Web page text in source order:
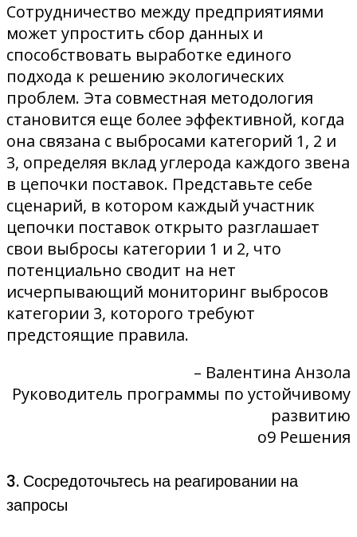
Сотрудничество между предприятиями
может упростить сбор данных и
способствовать выработке единого
подхода к решению экологических
проблем. Эта совместная методология
становится еще более эффективной, когда
она связана с выбросами категорий 1, 2 и
3, определяя вклад углерода каждого звена
в цепочки поставок. Представьте себе
сценарий, в котором каждый участник
цепочки поставок открыто разглашает
свои выбросы категории 1 и 2, что
потенциально сводит на нет
исчерпывающий мониторинг выбросов
категории 3, которого требуют
предстоящие правила.
– Валентина Анзола
Руководитель программы по устойчивому
развитию
o9 Решения
3. Сосредоточьтесь на реагировании на
запросы